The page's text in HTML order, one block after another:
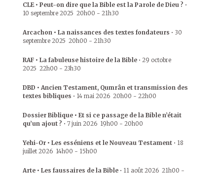
CLE • Peut-on dire que la Bible est la Parole de Dieu ? •
10 septembre 2025 20h00 - 21h30
Arcachon • La naissances des textes fondateurs • 30
septembre 2025 20h00 - 21h30
RAF • La fabuleuse histoire de la Bible • 29 octobre
2025 22h00 - 23h30
DBD • Ancien Testament, Qumrân et transmission des
textes bibliques • 14 mai 2026 20h00 - 22h00
Dossier Biblique • Et si ce passage de la Bible n’était
qu’un ajout ? • 7 juin 2026 19h00 - 20h00
Yehi-Or • Les esséniens et le Nouveau Testament • 18
juillet 2026 14h00 - 15h00
Arte • Les faussaires de la Bible • 11 août 2026 21h00 -